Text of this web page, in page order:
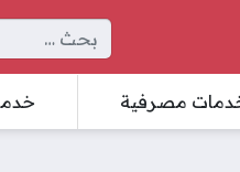
البحث عن:
مصرفية